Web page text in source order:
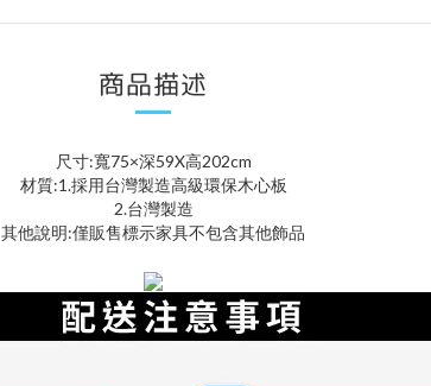
商品描述
尺寸:寬75×深59X高202cm
材質:1.採用台灣製造高級環保木心板
2.台灣製造
其他說明:僅販售標示家具不包含其他飾品